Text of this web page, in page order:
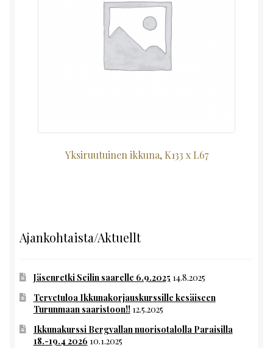
Yksiruutuinen ikkuna, K133 x L67
Ajankohtaista/Aktuellt
Jäsenretki Seilin saarelle 6.9.2025 14.8.2025
Tervetuloa Ikkunakorjauskurssille kesäiseen
Turunmaan saaristoon!! 12.5.2025
Ikkunakurssi Bergvallan nuorisotalolla Paraisilla
18.-19.4 2026 10.1.2025